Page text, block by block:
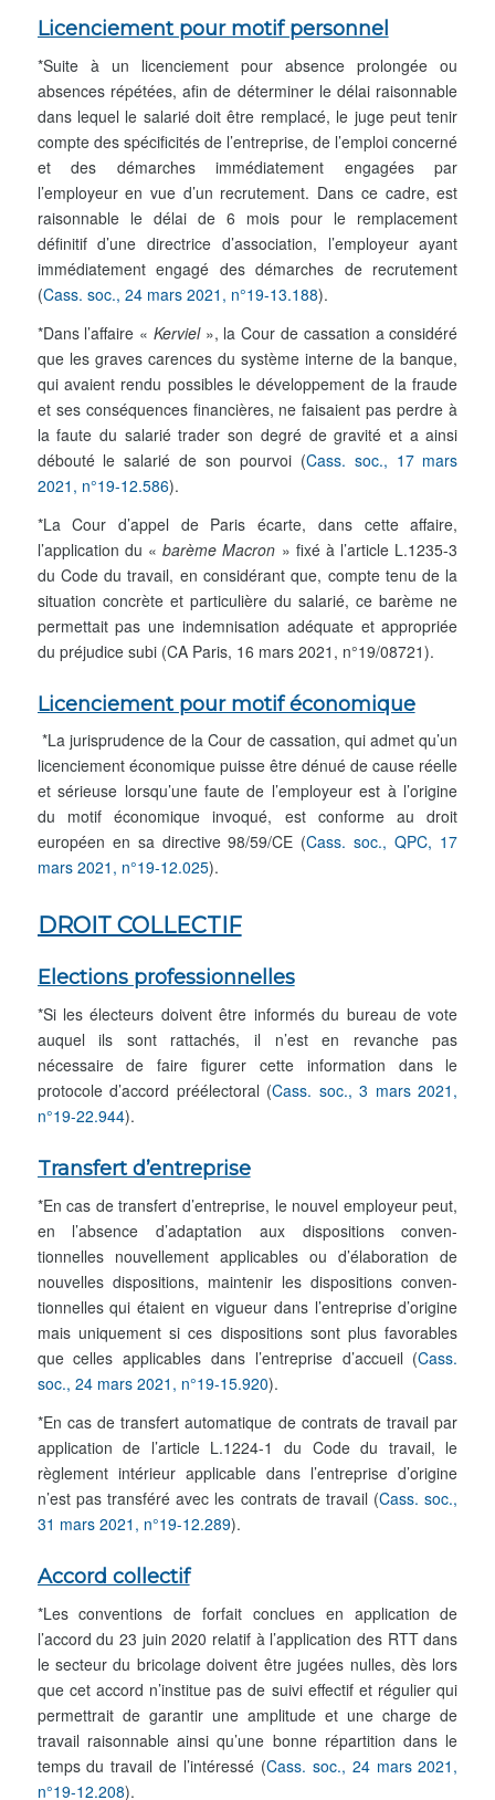
Licenciement pour motif personnel
*Suite à un licenciement pour absence prolongée ou
absences répétées, afin de déterminer le délai raisonnable
dans lequel le salarié doit être remplacé, le juge peut tenir
compte des spécificités de l’entreprise, de l’emploi concerné
et des démarches immédiatement engagées par
l’employeur en vue d’un recrutement. Dans ce cadre, est
raisonnable le délai de 6 mois pour le remplacement
définitif d’une directrice d’association, l’employeur ayant
immédiatement engagé des démarches de recrutement
(Cass. soc., 24 mars 2021, n°19-13.188).
*Dans l’affaire « Kerviel», la Cour de cassation a considéré
que les graves carences du système interne de la banque,
qui avaient rendu possibles le développement de la fraude
et ses conséquences financières, ne faisaient pas perdre à
la faute du salarié trader son degré de gravité et a ainsi
débouté le salarié de son pourvoi (Cass. soc., 17 mars
2021, n°19-12.586).
*La Cour d’appel de Paris écarte, dans cette affaire,
l’application du «barème Macron » fixé à l’article L.1235-3
du Code du travail, en considérant que, compte tenu de la
situation concrète et particulière du salarié, ce barème ne
permettait pas une indemnisation adéquate et appropriée
du préjudice subi (CA Paris, 16 mars 2021, n°19/08721).
Licenciement pour motif économique
*La jurisprudence de la Cour de cassation, qui admet qu’un
licenciement économique puisse être dénué de cause réelle
et sérieuse lorsqu’une faute de l’employeur est à l’origine
du motif économique invoqué, est conforme au droit
européen en sa directive 98/59/CE (Cass. soc., QPC, 17
mars 2021, n°19-12.025).
DROIT COLLECTIF
Elections professionnelles
*Si les électeurs doivent être informés du bureau de vote
auquel ils sont rattachés, il n’est en revanche pas
nécessaire de faire figurer cette information dans le
protocole d’accord préélectoral (Cass. soc., 3 mars 2021,
n°19-22.944).
Transfert d’entreprise
*En cas de transfert d’entreprise, le nouvel employeur peut,
en l’absence d’adaptation aux dispositions conven-
tionnelles nouvellement applicables ou d’élaboration de
nouvelles dispositions, maintenir les dispositions conven-
tionnelles qui étaient en vigueur dans l’entreprise d’origine
mais uniquement si ces dispositions sont plus favorables
que celles applicables dans l’entreprise d’accueil (Cass.
soc., 24 mars 2021, n°19-15.920).
*En cas de transfert automatique de contrats de travail par
application de l’article L.1224-1 du Code du travail, le
règlement intérieur applicable dans l’entreprise d’origine
n’est pas transféré avec les contrats de travail (Cass. soc.,
31 mars 2021, n°19-12.289).
Accord collectif
*Les conventions de forfait conclues en application de
l’accord du 23 juin 2020 relatif à l’application des RTT dans
le secteur du bricolage doivent être jugées nulles, dès lors
que cet accord n’institue pas de suivi effectif et régulier qui
permettrait de garantir une amplitude et une charge de
travail raisonnable ainsi qu’une bonne répartition dans le
temps du travail de l’intéressé (Cass. soc., 24 mars 2021,
n°19-12.208).